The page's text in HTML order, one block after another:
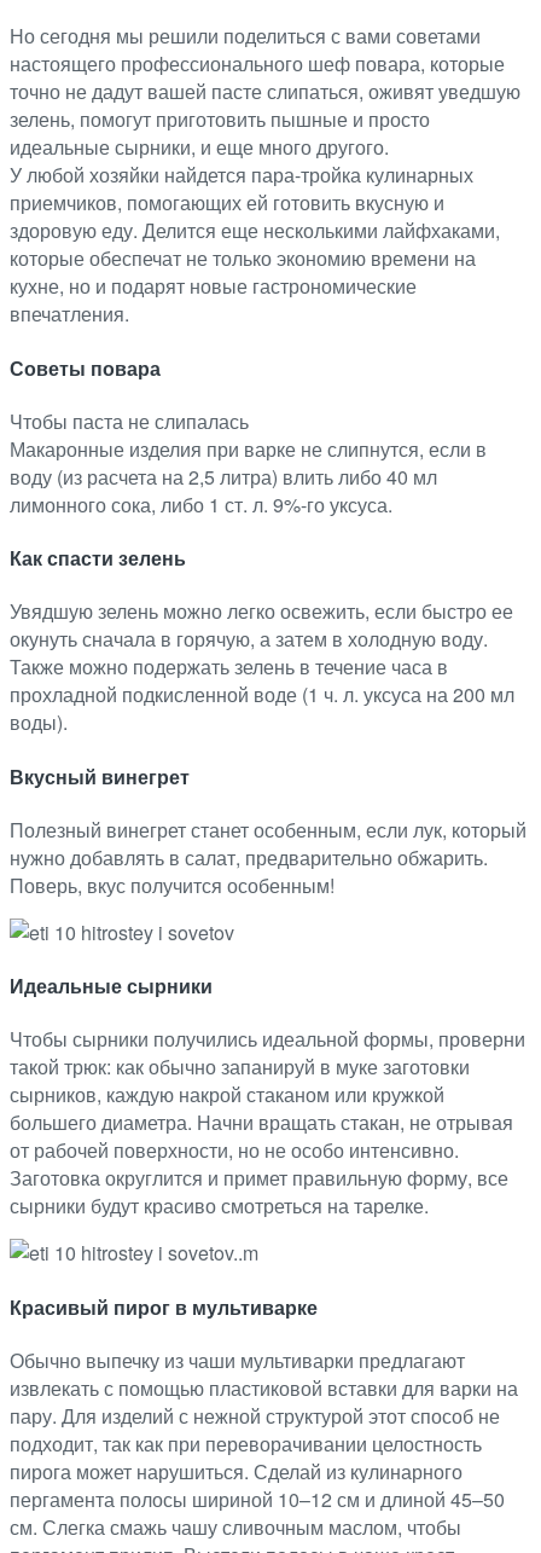
Но сегодня мы решили поделиться с вами советами
настоящего профессионального шеф повара, которые
точно не дадут вашей пасте слипаться, оживят уведшую
зелень, помогут приготовить пышные и просто
идеальные сырники, и еще много другого.
У любой хозяйки найдется пара-тройка кулинарных
приемчиков, помогающих ей готовить вкусную и
здоровую еду. Делится еще несколькими лайфхаками,
которые обеспечат не только экономию времени на
кухне, но и подарят новые гастрономические
впечатления.
Советы повара
Чтобы паста не слипалась
Макаронные изделия при варке не слипнутся, если в
воду (из расчета на 2,5 литра) влить либо 40 мл
лимонного сока, либо 1 ст. л. 9%-го уксуса.
Как спасти зелень
Увядшую зелень можно легко освежить, если быстро ее
окунуть сначала в горячую, а затем в холодную воду.
Также можно подержать зелень в течение часа в
прохладной подкисленной воде (1 ч. л. уксуса на 200 мл
воды).
Вкусный винегрет
Полезный винегрет станет особенным, если лук, который
нужно добавлять в салат, предварительно обжарить.
Поверь, вкус получится особенным!
Идеальные сырники
Чтобы сырники получились идеальной формы, проверни
такой трюк: как обычно запанируй в муке заготовки
сырников, каждую накрой стаканом или кружкой
большего диаметра. Начни вращать стакан, не отрывая
от рабочей поверхности, но не особо интенсивно.
Заготовка округлится и примет правильную форму, все
сырники будут красиво смотреться на тарелке.
Красивый пирог в мультиварке
Обычно выпечку из чаши мультиварки предлагают
извлекать с помощью пластиковой вставки для варки на
пару. Для изделий с нежной структурой этот способ не
подходит, так как при переворачивании целостность
пирога может нарушиться. Сделай из кулинарного
пергамента полосы шириной 10–12 см и длиной 45–50
см. Слегка смажь чашу сливочным маслом, чтобы